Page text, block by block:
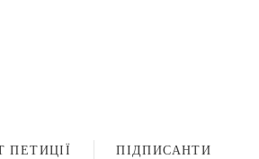
ПЕТИЦІЇ ПІДПИСАНТИ